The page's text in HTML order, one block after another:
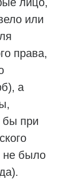
или
права,
а
бы при
не было